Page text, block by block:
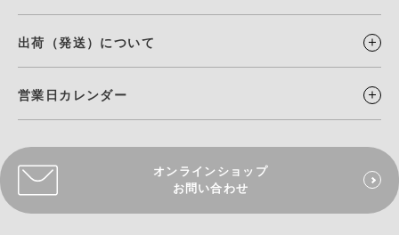
出荷（発送）について
営業日カレンダー
オンラインショップ
お問い合わせ